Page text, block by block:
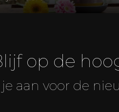
op de
aan voor de